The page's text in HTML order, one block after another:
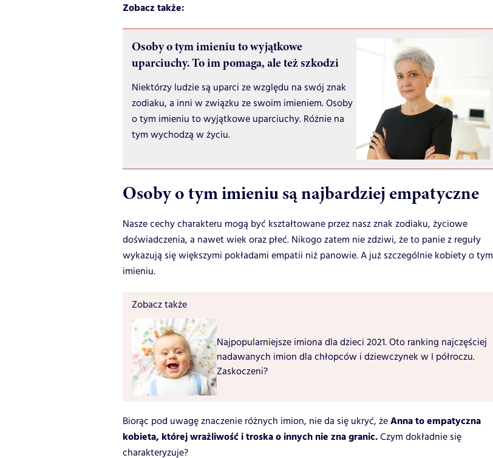
Zobacz także:
Osoby o tym imieniu to wyjątkowe
uparciuchy. To im pomaga, ale też szkodzi
Niektórzy ludzie są uparci ze względu na swój znak
zodiaku, a inni w związku ze swoim imieniem. Osoby
o tym imieniu to wyjątkowe uparciuchy. Różnie na
tym wychodzą w życiu.
Osoby o tym imieniu są najbardziej empatyczne
Nasze cechy charakteru mogą być kształtowane przez nasz znak zodiaku, życiowe
doświadczenia, a nawet wiek oraz płeć. Nikogo zatem nie zdziwi, że to panie z reguły
wykazują się większymi pokładami empatii niż panowie. A już szczególnie kobiety o tym
imieniu.
Zobacz także
Najpopularniejsze imiona dla dzieci 2021. Oto ranking najczęściej
nadawanych imion dla chłopców i dziewczynek w I półroczu.
Zaskoczeni?
Biorąc pod uwagę znaczenie różnych imion, nie da się ukryć, żeAnna to empatyczna
kobieta, której wrażliwość i troska o innych nie zna granic.Czym dokładnie się
charakteryzuje?